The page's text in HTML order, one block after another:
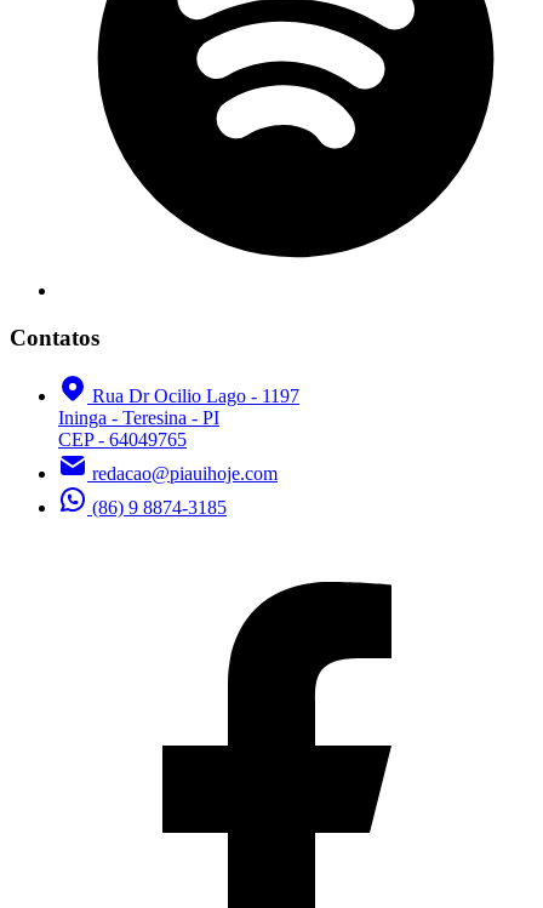
Contatos
Rua Dr Ocilio Lago - 1197
Ininga - Teresina - PI
CEP - 64049765
redacao@piauihoje.com
(86) 9 8874-3185